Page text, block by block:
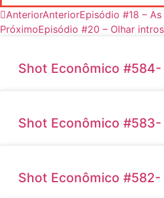
AnteriorAnteriorEpisódio #18 –
PróximoEpisódio #20 – Olhar
Shot Econômico #584-
Shot Econômico
Shot Econômico